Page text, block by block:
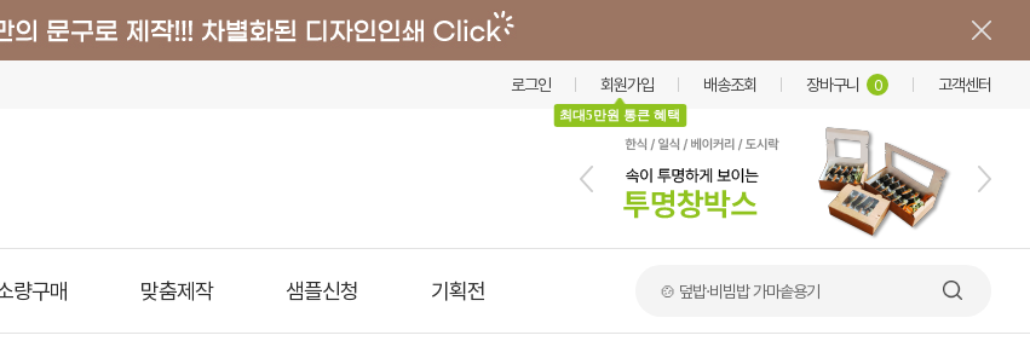
로그인 회원가입
최대5만원 통큰 혜택
배송조회 장바구니 0 고객센터
량구매 맞춤제작 샘플신청 기획전 🍲 덮밥·비빔밥 가마솥용기